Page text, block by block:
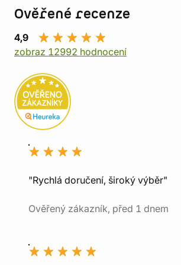
Ověřené recenze
4,9
zobraz 12992 hodnocení
"Rychlá doručení, široký výběr"
Ověřený zákazník, před 1 dnem